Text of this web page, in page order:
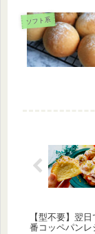
ソフト系
【型不要】翌
番コッペパンレ